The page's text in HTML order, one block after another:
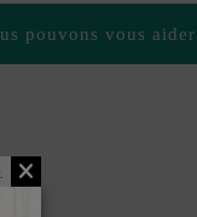
pouvons vous aider